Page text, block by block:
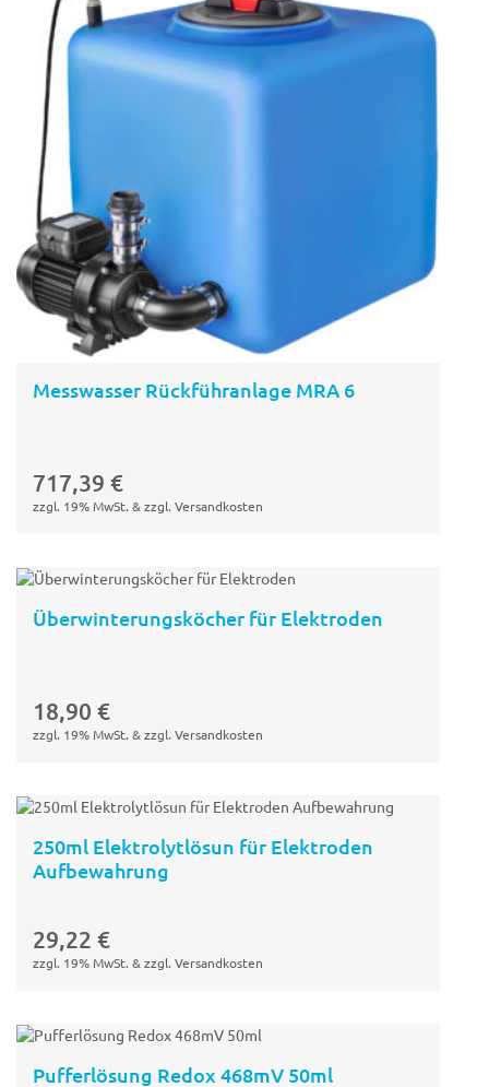
Messwasser Rückführanlage MRA 6
717,39 €
zzgl. 19% MwSt. & zzgl. Versandkosten
Überwinterungsköcher für Elektroden
18,90 €
zzgl. 19% MwSt. & zzgl. Versandkosten
250ml Elektrolytlösun für Elektroden
Aufbewahrung
29,22 €
zzgl. 19% MwSt. & zzgl. Versandkosten
Pufferlösung Redox 468mV 50ml